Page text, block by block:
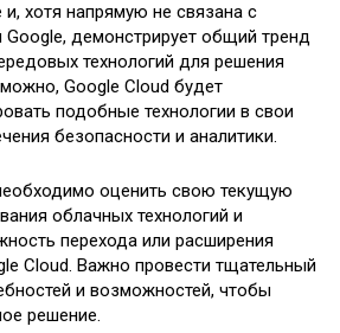
и, хотя напрямую не связана с
демонстрирует общий тренд
технологий для решения
Google Cloud будет
подобные технологии в свои
безопасности и аналитики.
оценить свою текущую
облачных технологий и
перехода или расширения
Cloud. Важно провести тщательный
и возможностей, чтобы
решение.